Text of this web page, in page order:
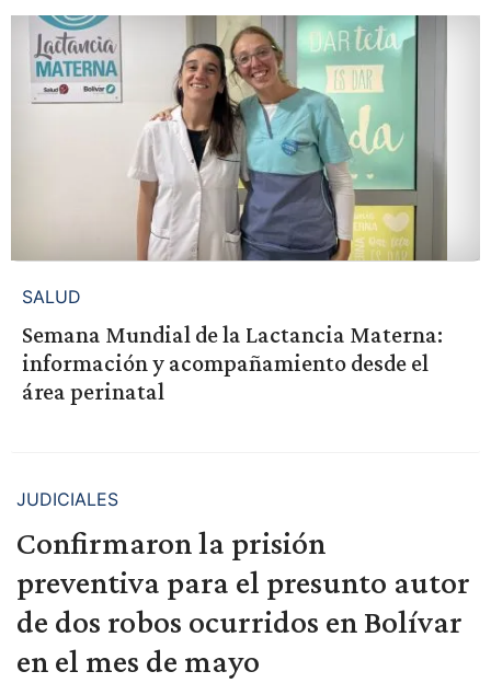
SALUD
Semana Mundial de la Lactancia Materna:
información y acompañamiento desde el
área perinatal
JUDICIALES
Confirmaron la prisión
preventiva para el presunto autor
de dos robos ocurridos en Bolívar
en el mes de mayo